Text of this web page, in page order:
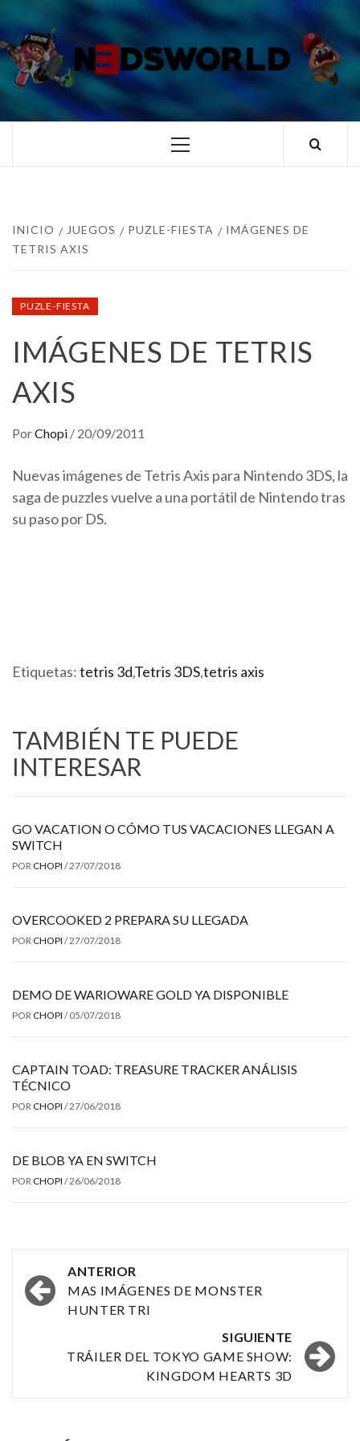
al
contenido
TUS ESPECIALISTAS EN NINTENDO
Menú
INICIO JUEGOS PUZLE-FIESTA
IMÁGENES DE
TETRIS AXIS
PUZLE-FIESTA
IMÁGENES DE TETRIS
AXIS
PorChopi / 20/09/2011
Nuevas imágenes de Tetris Axis para Nintendo 3DS, la
saga de puzzles vuelve a una portátil de Nintendo tras
su paso por DS.
Etiquetas:tetris 3d,Tetris 3DS,tetris axis
TAMBIÉN TE PUEDE
INTERESAR
GO VACATION O CÓMO TUS VACACIONES LLEGAN A
SWITCH
POR CHOPI /27/07/2018
OVERCOOKED 2 PREPARA SU LLEGADA
POR CHOPI /27/07/2018
DEMO DE WARIOWARE GOLD YA DISPONIBLE
POR CHOPI / 05/07/2018
CAPTAIN TOAD: TREASURE TRACKER ANÁLISIS
TÉCNICO
POR CHOPI /27/06/2018
DE BLOB YA EN SWITCH
POR CHOPI /26/06/2018
Navegación
por
entradas
ANTERIOR
MAS IMÁGENES DE MONSTER
HUNTER TRI
SIGUIENTE
TRÁILER DEL TOKYO GAME SHOW:
KINGDOM HEARTS 3D